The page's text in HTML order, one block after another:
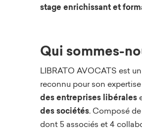
stage enrichissant et
Qui sommes-
LIBRATO AVOCATS est
reconnu pour son
des entreprises libérales
des sociétés. Composé
dont 5 associés et 4